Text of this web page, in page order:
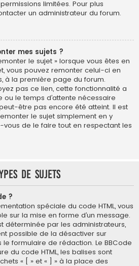
limitées. Pour plus
un administrateur du forum.
mes sujets ?
le sujet » lorsque vous êtes en
vous pouvez remonter celui-ci en
à la première page du forum.
pas ce lien, cette fonctionnalité a
le temps d’attente nécessaire
être pas encore été atteint. Il est
le sujet simplement en y
de le faire tout en respectant les
de sujets
?
spéciale du code HTML, vous
sur la mise en forme d’un message.
déterminée par les administrateurs,
possible de la désactiver sur
formulaire de rédaction. Le BBCode
du code HTML, les balises sont
« [ » et « ] » à la place des